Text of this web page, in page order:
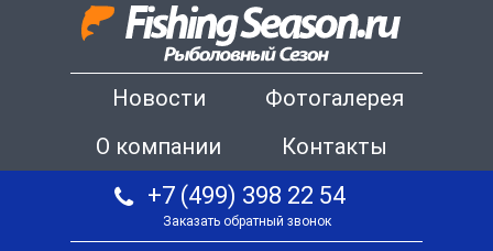
Новости
Фотогалерея
О компании
Контакты
+7 (499) 398 22 54
Заказать обратный звонок